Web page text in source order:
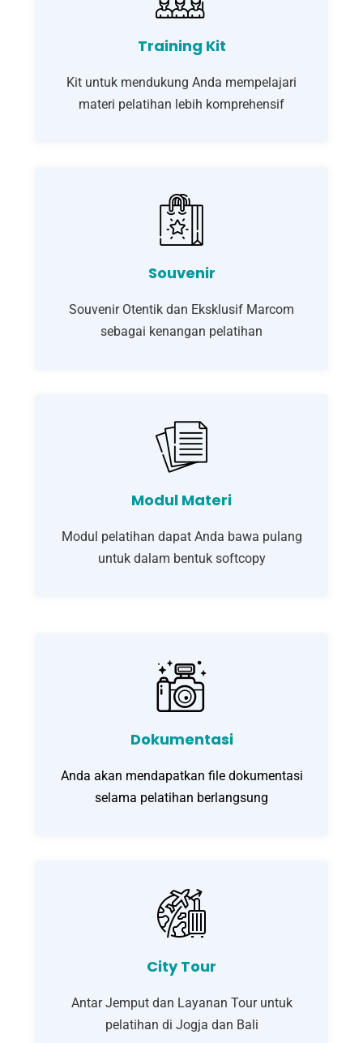
Training Kit
Kit untuk mendukung Anda mempelajari
materi pelatihan lebih komprehensif
Souvenir
Souvenir Otentik dan Eksklusif Marcom
sebagai kenangan pelatihan
Modul Materi
Modul pelatihan dapat Anda bawa pulang
untuk dalam bentuk softcopy
Dokumentasi
Anda akan mendapatkan file dokumentasi
selama pelatihan berlangsung
City Tour
Antar Jemput dan Layanan Tour untuk
pelatihan di Jogja dan Bali